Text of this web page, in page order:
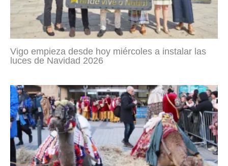
Vigo empieza desde hoy miércoles a instalar las
luces de Navidad 2026